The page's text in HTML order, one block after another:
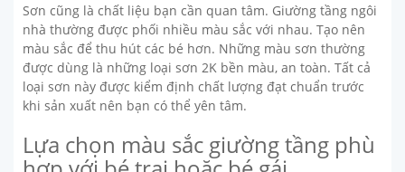
Sơn cũng là chất liệu bạn cần quan tâm. Giường tầng ngôi
nhà thường được phối nhiều màu sắc với nhau. Tạo nên
màu sắc để thu hút các bé hơn. Những màu sơn thường
được dùng là những loại sơn 2K bền màu, an toàn. Tất cả
loại sơn này được kiểm định chất lượng đạt chuẩn trước
khi sản xuất nên bạn có thể yên tâm.
Lựa chọn màu sắc giường tầng phù